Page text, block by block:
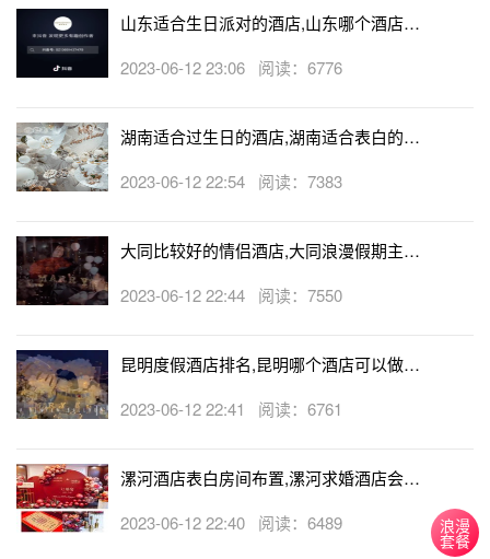
山东适合生日派对的酒店,山东哪个酒店有
2023-06-12 23:06 阅读：6776
湖南适合过生日的酒店,湖南适合表白的酒
2023-06-12 22:54 阅读：7383
大同比较好的情侣酒店,大同浪漫假期主题
2023-06-12 22:44 阅读：7550
昆明度假酒店排名,昆明哪个酒店可以做求
2023-06-12 22:41 阅读：6761
漯河酒店表白房间布置,漯河求婚酒店会帮
2023-06-12 22:40 阅读：6489 浪漫
套餐